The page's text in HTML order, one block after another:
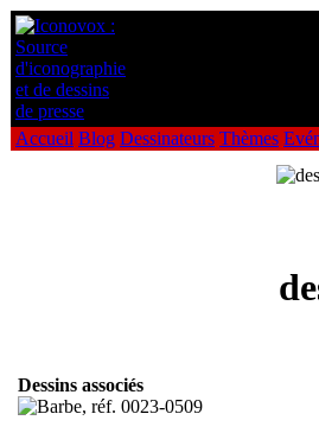
Accueil Blog Dessinateurs Thèmes
Dessins associés